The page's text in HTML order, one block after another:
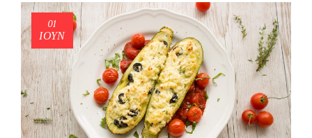
01
ΙΟΎΝ